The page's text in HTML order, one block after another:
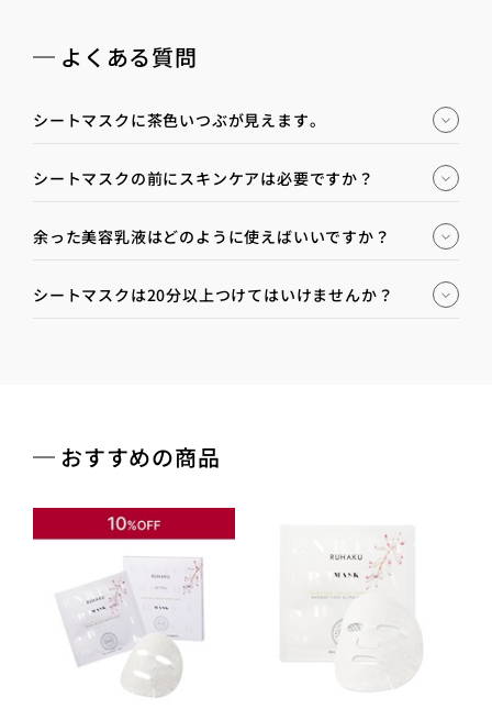
よくある質問
シートマスクに茶色いつぶが見えます。
シートマスクの前にスキンケアは必要ですか？
余った美容乳液はどのように使えばいいですか？
シートマスクは20分以上つけてはいけませんか？
おすすめの商品